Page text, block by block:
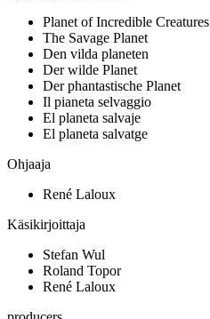
Planet of Incredible Creatures
The Savage Planet
Den vilda planeten
Der wilde Planet
Der phantastische Planet
Il pianeta selvaggio
El planeta salvaje
El planeta salvatge
Ohjaaja
René Laloux
Käsikirjoittaja
Stefan Wul
Roland Topor
René Laloux